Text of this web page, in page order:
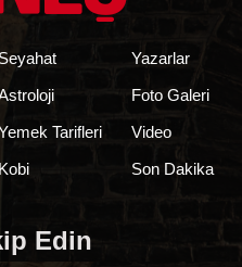
Tarifleri
Kobi
Yazarlar
Foto Galeri
Video
Son Dakika
Edin